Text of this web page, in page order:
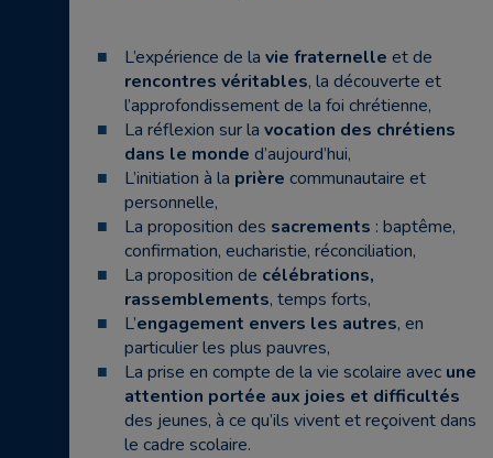
L’expérience de la vie fraternelle et de
rencontres véritables, la découverte et
l’approfondissement de la foi chrétienne,
La réflexion sur la vocation des chrétiens
dans le monde d’aujourd’hui,
L’initiation à la prière communautaire et
personnelle,
La proposition des sacrements : baptême,
confirmation, eucharistie, réconciliation,
La proposition de célébrations,
rassemblements, temps forts,
L’engagement envers les autres, en
particulier les plus pauvres,
La prise en compte de la vie scolaire avec une
attention portée aux joies et difficultés
des jeunes, à ce qu’ils vivent et reçoivent dans
le cadre scolaire.